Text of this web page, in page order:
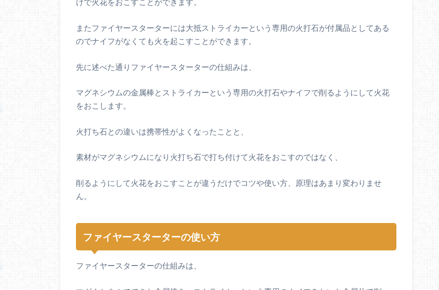
けで火花をおこすことができます。
またファイヤースターターには大抵ストライカーという専用の火打石が付属品としてある
のでナイフがなくても火を起こすことができます。
先に述べた通りファイヤースターターの仕組みは、
マグネシウムの金属棒とストライカーという専用の火打石やナイフで削るようにして火花
をおこします。
火打ち石との違いは携帯性がよくなったことと、
素材がマグネシウムになり火打ち石で打ち付けて火花をおこすのではなく、
削るようにして火花をおこすことが違うだけでコツや使い方、原理はあまり変わりませ
ん。
ファイヤースターターの使い方
ファイヤースターターの仕組みは、